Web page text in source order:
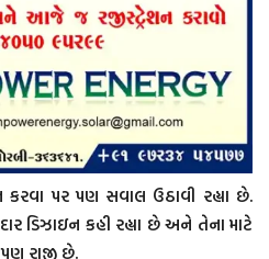
કરવા પર પણ સવાલ ઉઠાવી રહ્યા છે.
ડિઝાઇન કહી રહ્યા છે અને તેના માટે
રાજી છે.